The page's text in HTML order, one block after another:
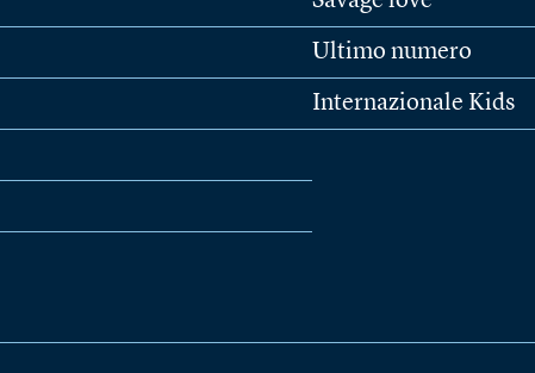
Ultimo numero
Internazionale Kids